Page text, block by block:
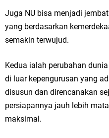
Juga NU bisa menjadi
yang berdasarkan
semakin terwujud.
Kedua ialah perubahan
di luar kepengurusan yang
disusun dan direncanakan
persiapannya jauh lebih
maksimal.